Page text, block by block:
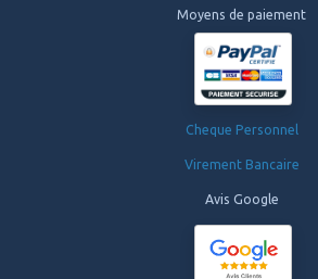
Moyens de paiement
Cheque Personnel
Virement Bancaire
Avis Google